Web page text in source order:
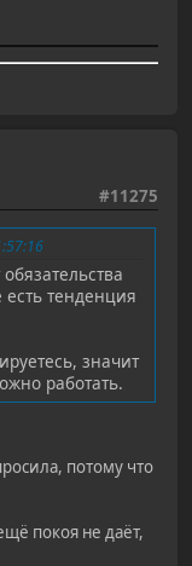
#11275
есть тенденция
значит
работать.
потому что
покоя не даёт,